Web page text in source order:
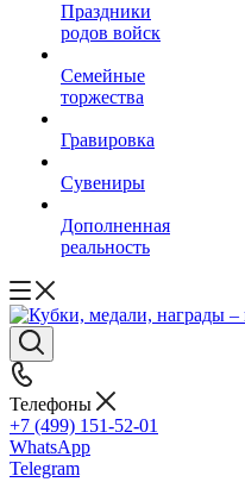
Праздники
родов войск
Семейные
торжества
Гравировка
Сувениры
Дополненная
реальность
Телефоны
+7 (499) 151-52-01
WhatsApp
Telegram